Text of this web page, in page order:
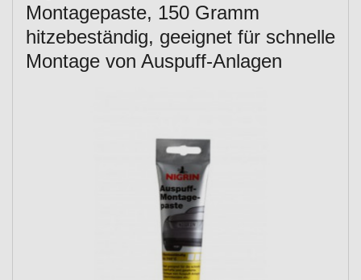
Montagepaste, 150 Gramm
hitzebeständig, geeignet für schnelle
Montage von Auspuff-Anlagen